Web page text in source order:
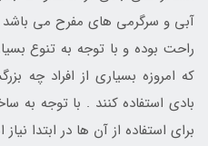
آبی و سرگرمی های مفرح می باشد
راحت بوده و با توجه به تنوع
که امروزه بسیاری از افراد چه
بادی استفاده کنند . با توجه به
برای استفاده از آن ها در ابتدا